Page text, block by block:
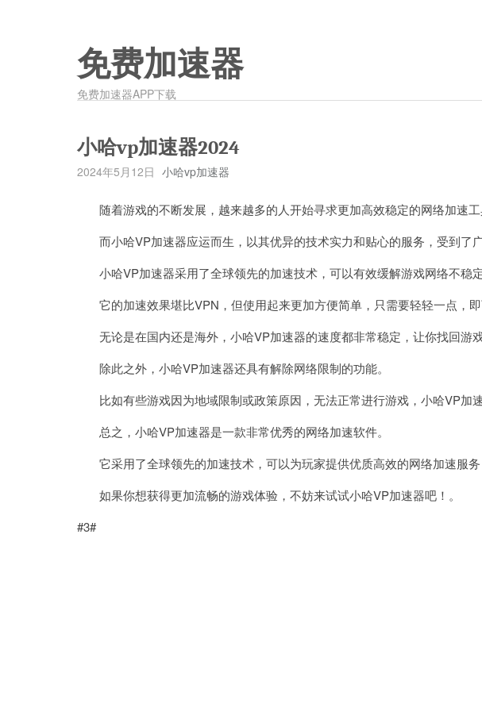
免费加速器
免费加速器APP下载
小哈vp加速器2024
2024年5月12日 小哈vp加速器
随着游戏的不断发展，越来越多的人开始寻求更加高效稳定的网络加速工
而小哈VP加速器应运而生，以其优异的技术实力和贴心的服务，受到了广
小哈VP加速器采用了全球领先的加速技术，可以有效缓解游戏网络不稳定
它的加速效果堪比VPN，但使用起来更加方便简单，只需要轻轻一点，即
无论是在国内还是海外，小哈VP加速器的速度都非常稳定，让你找回游戏
除此之外，小哈VP加速器还具有解除网络限制的功能。
比如有些游戏因为地域限制或政策原因，无法正常进行游戏，小哈VP加
总之，小哈VP加速器是一款非常优秀的网络加速软件。
它采用了全球领先的加速技术，可以为玩家提供优质高效的网络加速服务
如果你想获得更加流畅的游戏体验，不妨来试试小哈VP加速器吧！。
#3#